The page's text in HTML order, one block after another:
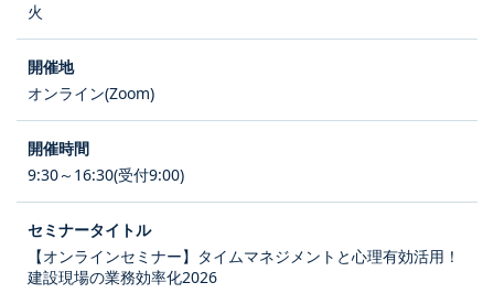
火
オンライン(Zoom)
9:30～16:30(受付9:00)
【オンラインセミナー】タイムマネジメントと心理有効活用！
建設現場の業務効率化2026